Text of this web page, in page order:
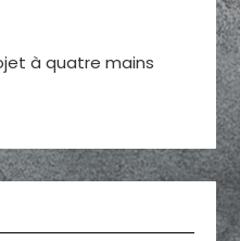
à quatre mains